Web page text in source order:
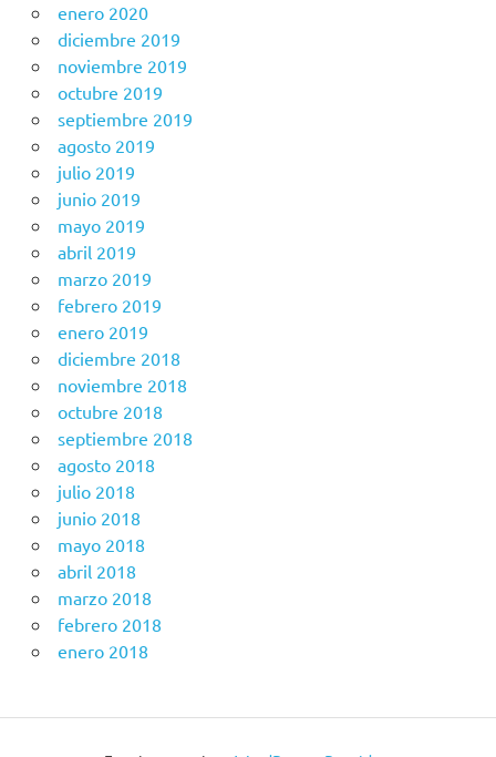
enero 2020
diciembre 2019
noviembre 2019
octubre 2019
septiembre 2019
agosto 2019
julio 2019
junio 2019
mayo 2019
abril 2019
marzo 2019
febrero 2019
enero 2019
diciembre 2018
noviembre 2018
octubre 2018
septiembre 2018
agosto 2018
julio 2018
junio 2018
mayo 2018
abril 2018
marzo 2018
febrero 2018
enero 2018